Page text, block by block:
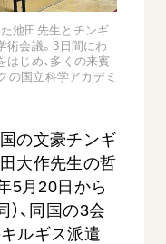
すべて見る
池田先生とチンギ
術会議。3日間にわ
はじめ、多くの来賓
の国立科学アカデミ
の文豪チンギ
大作先生の哲
5月20日から
）、同国の3会
ルギス派遣